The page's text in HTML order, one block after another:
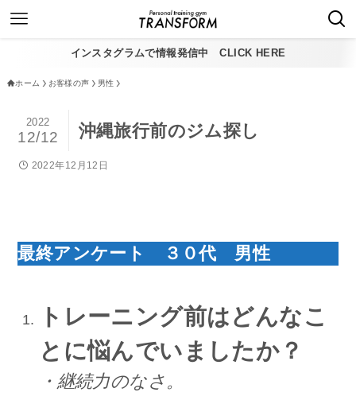
インスタグラムで情報発信中 CLICK HERE
ホーム お客様の声 男性
沖縄旅行前のジム探し
2022
12/12
2022年12月12日
最終アンケート ３０代 男性
トレーニング前はどんなこ
とに悩んでいましたか？
・継続力のなさ。